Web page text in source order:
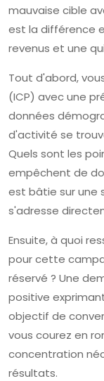
mauvaise cible
est la différence
revenus et une
Tout d'abord,
(ICP) avec une
données
d'activité se
Quels sont les
empêchent de
est bâtie sur une
s'adresse
Ensuite, à quoi
pour cette
réservé ? Une
positive
objectif de
vous courez en
concentration
résultats.